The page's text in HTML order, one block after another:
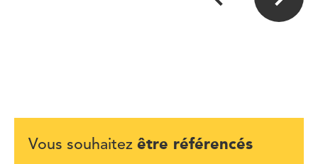
Vous souhaitez être référencés